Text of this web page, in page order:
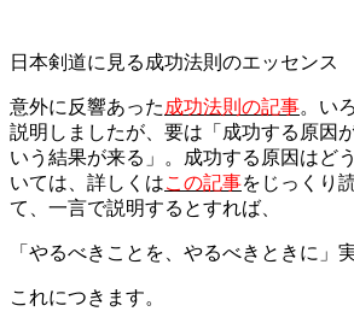
日本剣道に見る成功法則のエッセンス
意外に反響あった 成功法則の記事。い
説明しましたが、要は「成功する原因
いう結果が来る」。成功する原因はど
いては、詳しくはこの記事をじっくり
て、一言で説明するとすれば、
「やるべきことを、やるべきときに」
これにつきます。